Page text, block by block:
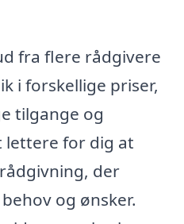
fra flere rådgivere
i forskellige priser,
tilgange og
lettere for dig at
der
og ønsker.